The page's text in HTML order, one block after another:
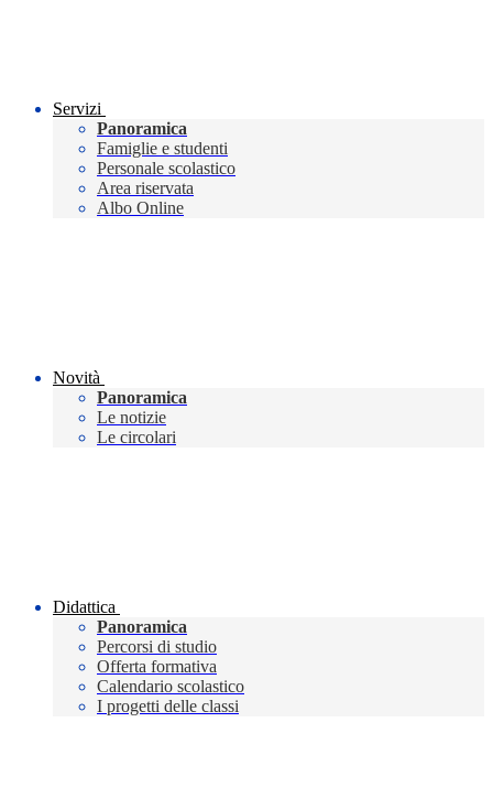
Servizi
Panoramica
Famiglie e studenti
Personale scolastico
Area riservata
Albo Online
Novità
Panoramica
Le notizie
Le circolari
Didattica
Panoramica
Percorsi di studio
Offerta formativa
Calendario scolastico
I progetti delle classi